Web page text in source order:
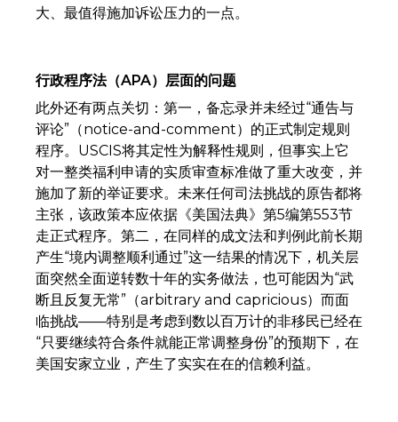
大、最值得施加诉讼压力的一点。
行政程序法（APA）层面的问题
此外还有两点关切：第一，备忘录并未经过“通告与
评论”（notice-and-comment）的正式制定规则
程序。USCIS将其定性为解释性规则，但事实上它
对一整类福利申请的实质审查标准做了重大改变，并
施加了新的举证要求。未来任何司法挑战的原告都将
主张，该政策本应依据《美国法典》第5编第553节
走正式程序。第二，在同样的成文法和判例此前长期
产生“境内调整顺利通过”这一结果的情况下，机关层
面突然全面逆转数十年的实务做法，也可能因为“武
断且反复无常”（arbitrary and capricious）而面
临挑战——特别是考虑到数以百万计的非移民已经在
“只要继续符合条件就能正常调整身份”的预期下，在
美国安家立业，产生了实实在在的信赖利益。